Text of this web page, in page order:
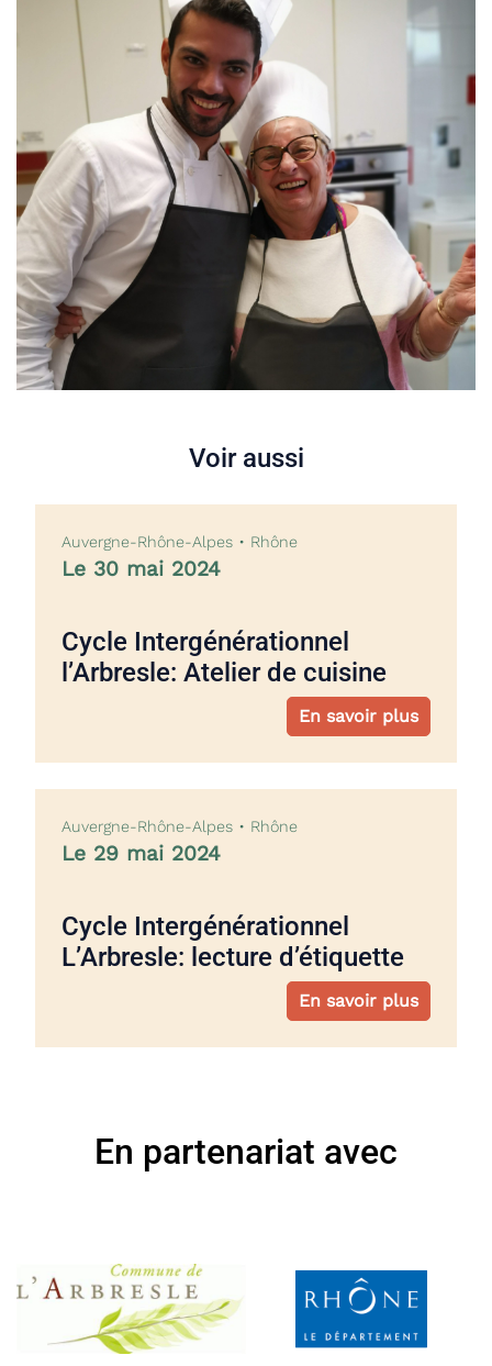
Voir aussi
Auvergne-Rhône-Alpes • Rhône
Le 30 mai 2024
Cycle Intergénérationnel
l’Arbresle: Atelier de cuisine
En savoir plus
Auvergne-Rhône-Alpes • Rhône
Le 29 mai 2024
Cycle Intergénérationnel
L’Arbresle: lecture d’étiquette
En savoir plus
En partenariat avec